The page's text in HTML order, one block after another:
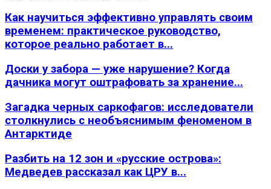
Как научиться эффективно управлять своим
временем: практическое руководство,
которое реально работает в...
Доски у забора — уже нарушение? Когда
дачника могут оштрафовать за хранение...
Загадка черных саркофагов: исследователи
столкнулись с необъяснимым феноменом в
Антарктиде
Разбить на 12 зон и «русские острова»:
Медведев рассказал как ЦРУ в...